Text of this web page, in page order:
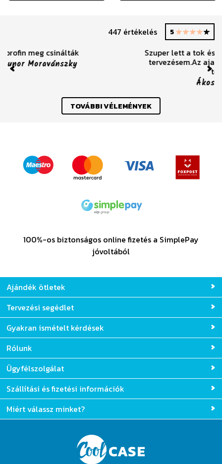
447 értékelés 5
Szuper lett a tok és nagyon jól megvalósították a
tervezésem.Az ajandék üvegfólia pedig a hab a
Previous
TOVÁBBI VÉLEMÉNYEK
100%-os biztonságos online fizetés a SimplePay
jóvoltából
Ajándék ötletek
Tervezési segédlet
Gyakran ismételt kérdések
Rólunk
Ügyfélszolgálat
Szállítási és fizetési információk
Miért válassz minket?